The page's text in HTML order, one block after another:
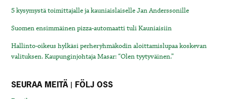
5 kysymystä toimittajalle ja kauniaislaiselle Jan Anderssonille
Suomen ensimmäinen pizza-automaatti tuli Kauniaisiin
Hallinto-oikeus hylkäsi perheryhmäkodin aloittamislupaa koskevan
valituksen. Kaupunginjohtaja Masar: “Olen tyytyväinen.”
SEURAA MEITÄ | FÖLJ OSS